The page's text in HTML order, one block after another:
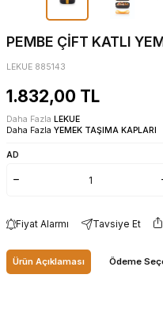
PEMBE ÇİFT KATLI
LEKUE 885143
1.832,00 TL
Daha Fazla LEKUE
Daha Fazla YEMEK TAŞIMA KAPLARI
AD
Fiyat Alarmı Tavsiye Et
Ürün Açıklaması Ödeme